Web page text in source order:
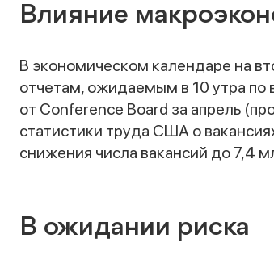
Влияние
В экономическом календаре на
отчетам, ожидаемым в 10 утра по
от Conference Board за апрель
статистики труда США о
снижения числа вакансий до 7,4
В ожидании риска